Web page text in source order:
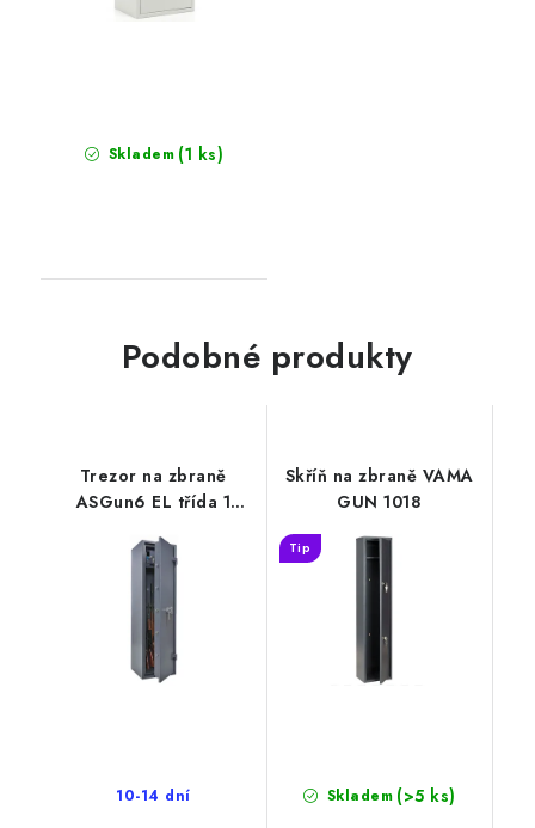
Skladem (1 ks)
Podobné produkty
Trezor na zbraně
ASGun6 EL třída 1
10-14 dní
Skříň na zbraně VAMA
GUN 1018
Tip
Skladem (>5 ks)